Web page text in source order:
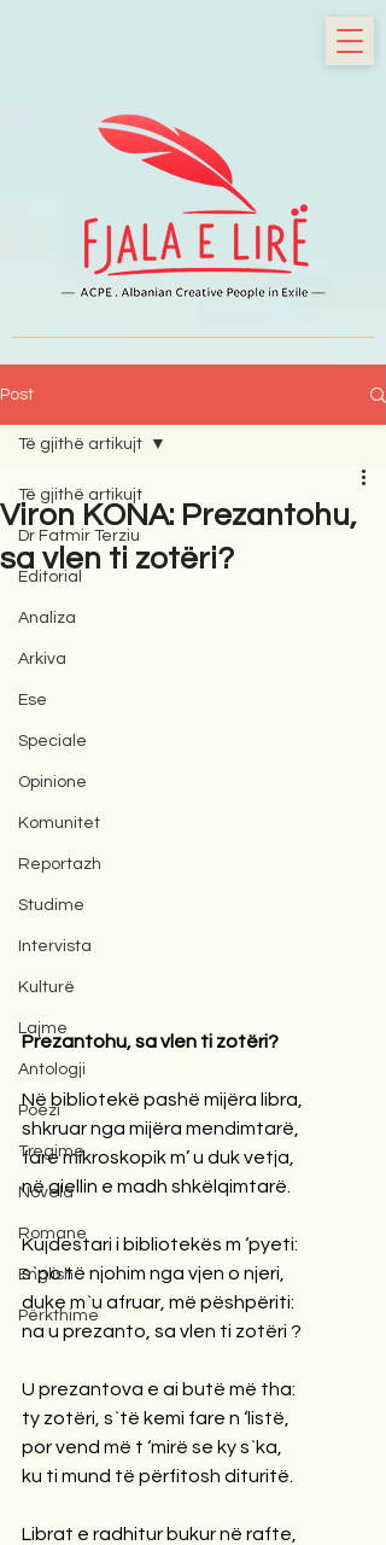
Post
Të gjithë artikujt
Dr Fatmir Terziu
Editorial
Analiza
Arkiva
Ese
Speciale
Opinione
Komunitet
Reportazh
Studime
Intervista
Kulturë
Lajme
Antologji
Poezi
Tregime
Novela
Romane
English
Përkthime
Të gjithë artikujt
Viron KONA: Prezantohu,
sa vlen ti zotëri?
Prezantohu, sa vlen ti zotëri?
Në bibliotekë pashë mijëra libra,
shkruar nga mijëra mendimtarë,
fare mikroskopik m’ u duk vetja,
në qiellin e madh shkëlqimtarë.
Kujdestari i bibliotekës m ‘pyeti:
s`po të njohim nga vjen o njeri,
duke m`u afruar, më pëshpëriti:
na u prezanto, sa vlen ti zotëri ?
U prezantova e ai butë më tha:
ty zotëri, s`të kemi fare n ‘listë,
por vend më t ‘mirë se ky s`ka,
ku ti mund të përfitosh dituritë.
Librat e radhitur bukur në rafte,